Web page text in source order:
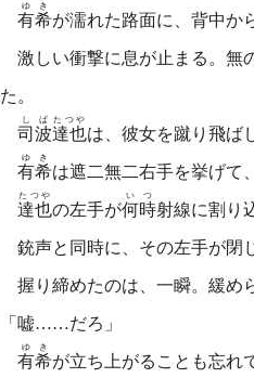
有希
ゆき
が濡れた路面に、背中か
激しい衝撃に息が止まる。無
た。
司波
しば
達也
たつや
は、彼女を蹴り飛ば
有希
ゆき
は遮二無二右手を挙げて
達也
たつや
の左手が何時
いつ
射線に割り
銃声と同時に、その左手が閉
握り締めたのは、一瞬。緩め
「嘘……だろ」
有希
ゆき
が立ち上がることも忘れ